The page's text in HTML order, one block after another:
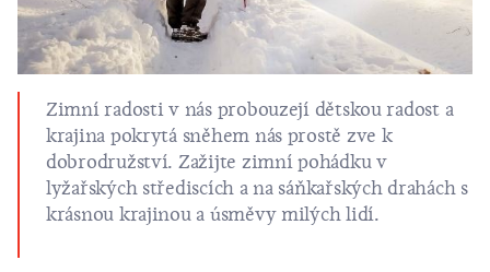
Zimní radosti v nás probouzejí dětskou radost a
krajina pokrytá sněhem nás prostě zve k
dobrodružství. Zažijte zimní pohádku v
lyžařských střediscích a na sáňkařských drahách s
krásnou krajinou a úsměvy milých lidí.